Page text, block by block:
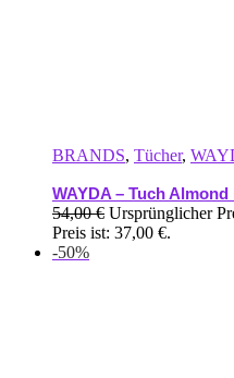
BRANDS, Tücher,
WAYDA – Tuch
54,00€ Ursprünglicher
Preis ist: 37,00 €.
-50%